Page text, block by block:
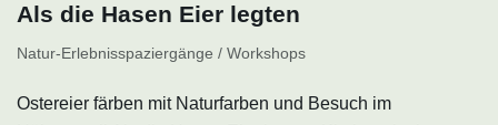
Als die Hasen Eier legten
Natur-Erlebnisspaziergänge / Workshops
Ostereier färben mit Naturfarben und Besuch im